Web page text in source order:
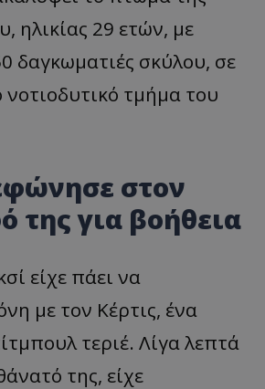
ηλικίας 29 ετών, με
δαγκωματιές σκύλου, σε
τμήμα του
στον
της για βοήθεια
είχε πάει να
με τον Κέρτις, ένα
τεριέ. Λίγα λεπτά
της, είχε